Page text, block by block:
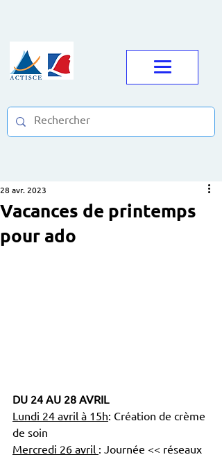
Vacances de printemps
pour ado
28 avr. 2023
DU 24 AU 28 AVRIL
Lundi 24 avril à 15h: Création de crème
de soin
Mercredi 26 avril : Journée << réseaux